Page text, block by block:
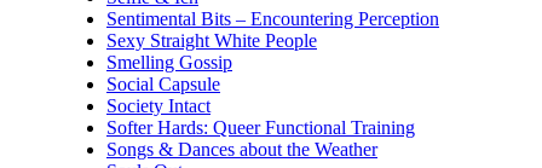
Sentimental Bits – Encountering Perception
Sexy Straight White People
Smelling Gossip
Social Capsule
Society Intact
Softer Hards: Queer Functional Training
Songs & Dances about the Weather